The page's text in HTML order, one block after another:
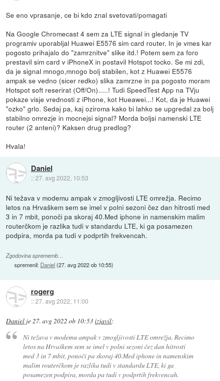
Se eno vprasanje, ce bi kdo znal svetovati/pomagati
Na Google Chromecast 4 sem za LTE signal in gledanje TV
programiv uporabljal Huawei E5576 sim card router. In je vmes kar
pogosto prihajalo do "zamrznitve" slike itd.! Potem sem za foro
prestavil sim card v iPhoneX in postavil Hotspot tocko. Se mi zdi,
da je signal mnogo,mnogo bolj stabilen, kot z Huawei E5576
ampak se vedno (sicer redko) slika zamrzne in pa pogosto moram
Hotspot soft reserirat (Off/On).....! Tudi SpeedTest App na TVju
pokaze visje vrednosti z iPhone, kot Hueawei...! Kot, da je Huawei
"ozko" grlo. Sedaj pa, kaj oziroma kako bi lahko se upgredal za bolj
stabilno omrezje in mocnejsi signal? Morda boljsi namenski LTE
router (2 anteni)? Kaksen drug predlog?
Hvala!
Daniel
::27. avg 2022, 10:53
Ni težava v modemu ampak v zmogljivosti LTE omrežja. Recimo
letos na Hrvaškem sem se imel v polni sezoni čez dan hitrosti med
3 in 7 mbit, ponoči pa skoraj 40.Med iphone in namenskim malim
routerčkom je razlika tudi v standardu LTE, ki ga posamezen
podpira, morda pa tudi v podprtih frekvencah.
Zgodovina sprememb…
spremenil: Daniel(27. avg 2022 ob 10:55)
rogerg
::27. avg 2022, 11:00
Daniel je27. avg 2022 ob 10:53izjavil:
Ni težava v modemu ampak v zmogljivosti LTE omrežja. Recimo
letos na Hrvaškem sem se imel v polni sezoni čez dan hitrosti
med 3 in 7 mbit, ponoči pa skoraj 40.Med iphone in namenskim
malim routerčkom je razlika tudi v standardu LTE, ki ga
posamezen podpira, morda pa tudi v podprtih frekvencah.